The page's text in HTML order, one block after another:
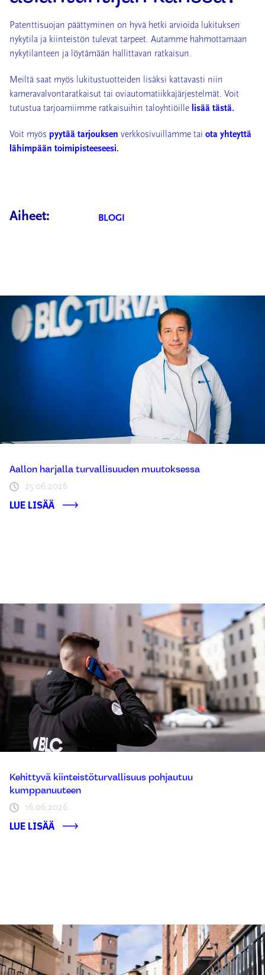
Patenttisuojan päättyminen on hyvä hetki arvioida lukituksen
nykytila ja kiinteistön tulevat tarpeet. Autamme hahmottamaan
nykytilanteen ja löytämään hallittavan ratkaisun.
Meiltä saat myös lukitustuotteiden lisäksi kattavasti niin
kameravalvontaratkaisut tai oviautomatiikkajärjestelmät. Voit
tutustua tarjoamiimme ratkaisuihin taloyhtiöille lisää tästä.
Voit myös pyytää tarjouksen verkkosivuillamme tai ota yhteyttä
lähimpään toimipisteeseesi.
Aiheet: BLOGI
Aallon harjalla turvallisuuden muutoksessa
25.06.2026
LUE LISÄÄ
Kehittyvä kiinteistöturvallisuus pohjautuu
kumppanuuteen
16.06.2026
LUE LISÄÄ